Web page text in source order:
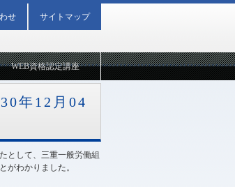
年12月04
として、三重一般労働組
がわかりました。
WEB資格認定講座
せ サイトマップ